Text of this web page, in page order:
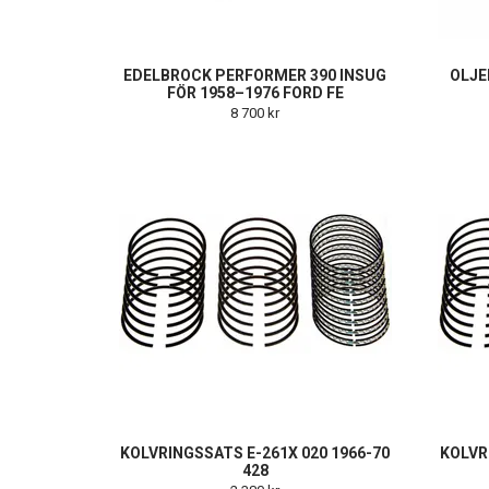
EDELBROCK PERFORMER 390 INSUG
FÖR 1958–1976 FORD FE
8 700 kr
KOLVRINGSSATS E-261X 020 1966-70
428